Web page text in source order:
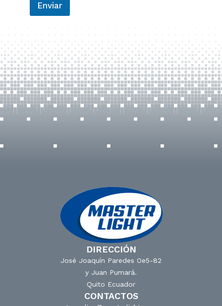
Enviar
DIRECCIÓN
José Joaquín Paredes Oe5-82
y Juan Pumará.
Quito Ecuador
CONTACTOS